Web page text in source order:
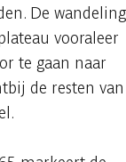
De wandeling
vooraleer
te gaan naar
de resten van